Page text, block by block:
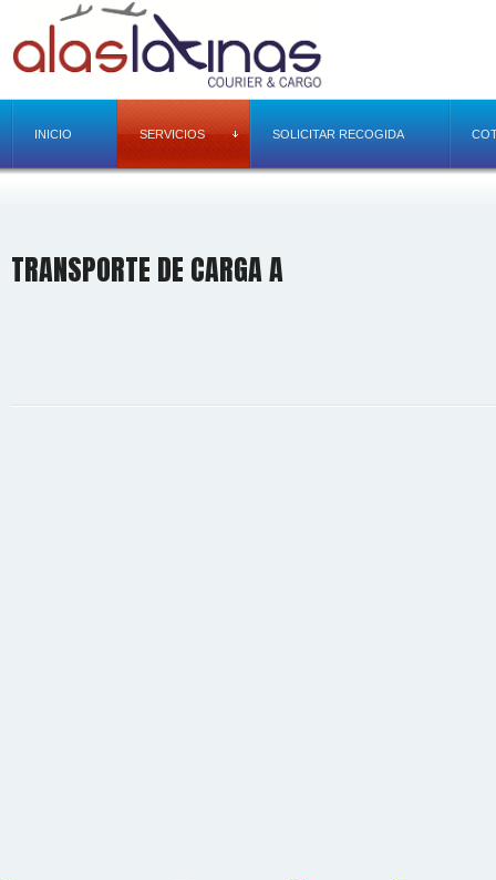
INICIO SERVICIOS SOLICITAR RECOGIDA
TRANSPORTE DE CARGA A